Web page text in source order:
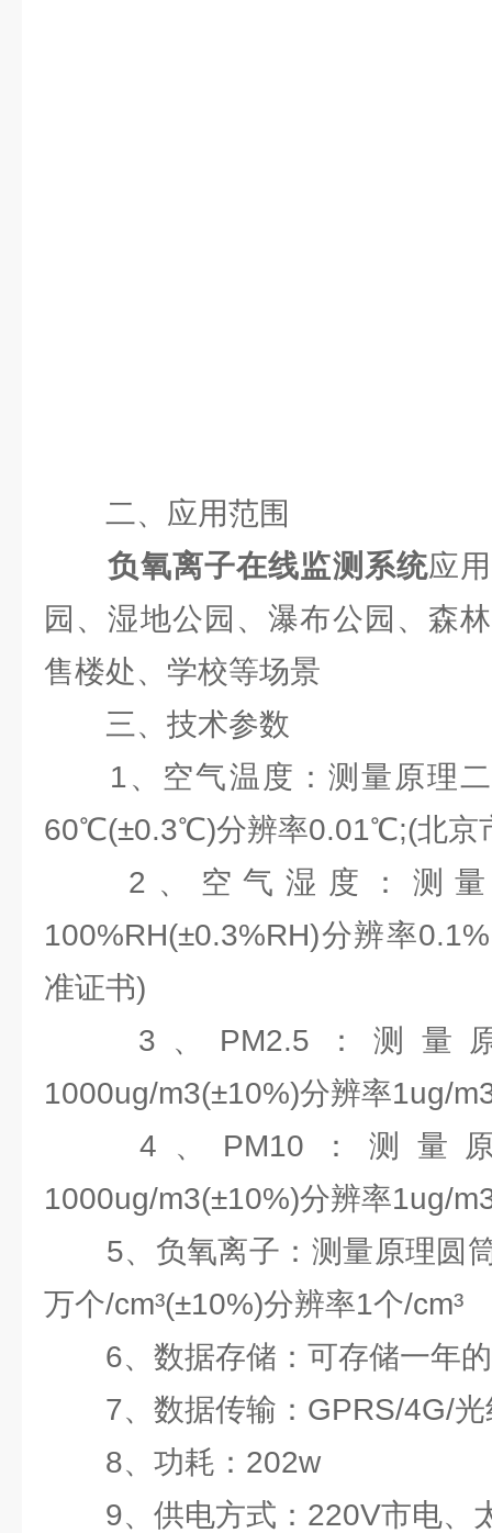
二、应用范围
负氧离子在线监测系统应
园、湿地公园、瀑布公园、森
售楼处、学校等场景
三、技术参数
1、空气温度：测量原理二
60℃(±0.3℃)分辨率0.01℃;(北京
2、空气湿度：测量
100%RH(±0.3%RH)分辨率
准证书)
3、PM2.5：测量
1000ug/m3(±10%)分辨率1ug/
4、PM10：测量原
1000ug/m3(±10%)分辨率1ug/
5、负氧离子：测量原理圆
万个/cm³(±10%)分辨率1个/cm³
6、数据存储：可存储一年的
7、数据传输：GPRS/4G/光
8、功耗：202w
9、供电方式：220V市电、